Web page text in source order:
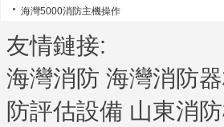
海灣5000消防主機操作
友情鏈接:
海灣消防 海灣消防
防評估設備 山東消